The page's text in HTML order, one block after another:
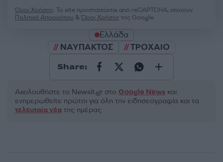
Όροι Χρήσης. Το site προστατεύεται από reCAPTCHA, ισχύουν
Πολιτική Απορρήτου &Όροι Χρήσης της Google.
Ελλάδα
ΝΑΥΠΑΚΤΟΣ
ΤΡΟΧΑΙΟ
Share:
Ακολουθήστε το Νewsit.gr στο Google News και
ενημερωθείτε πρώτοι για όλη την ειδησεογραφία και τα
τελευταία νέα της ημέρας